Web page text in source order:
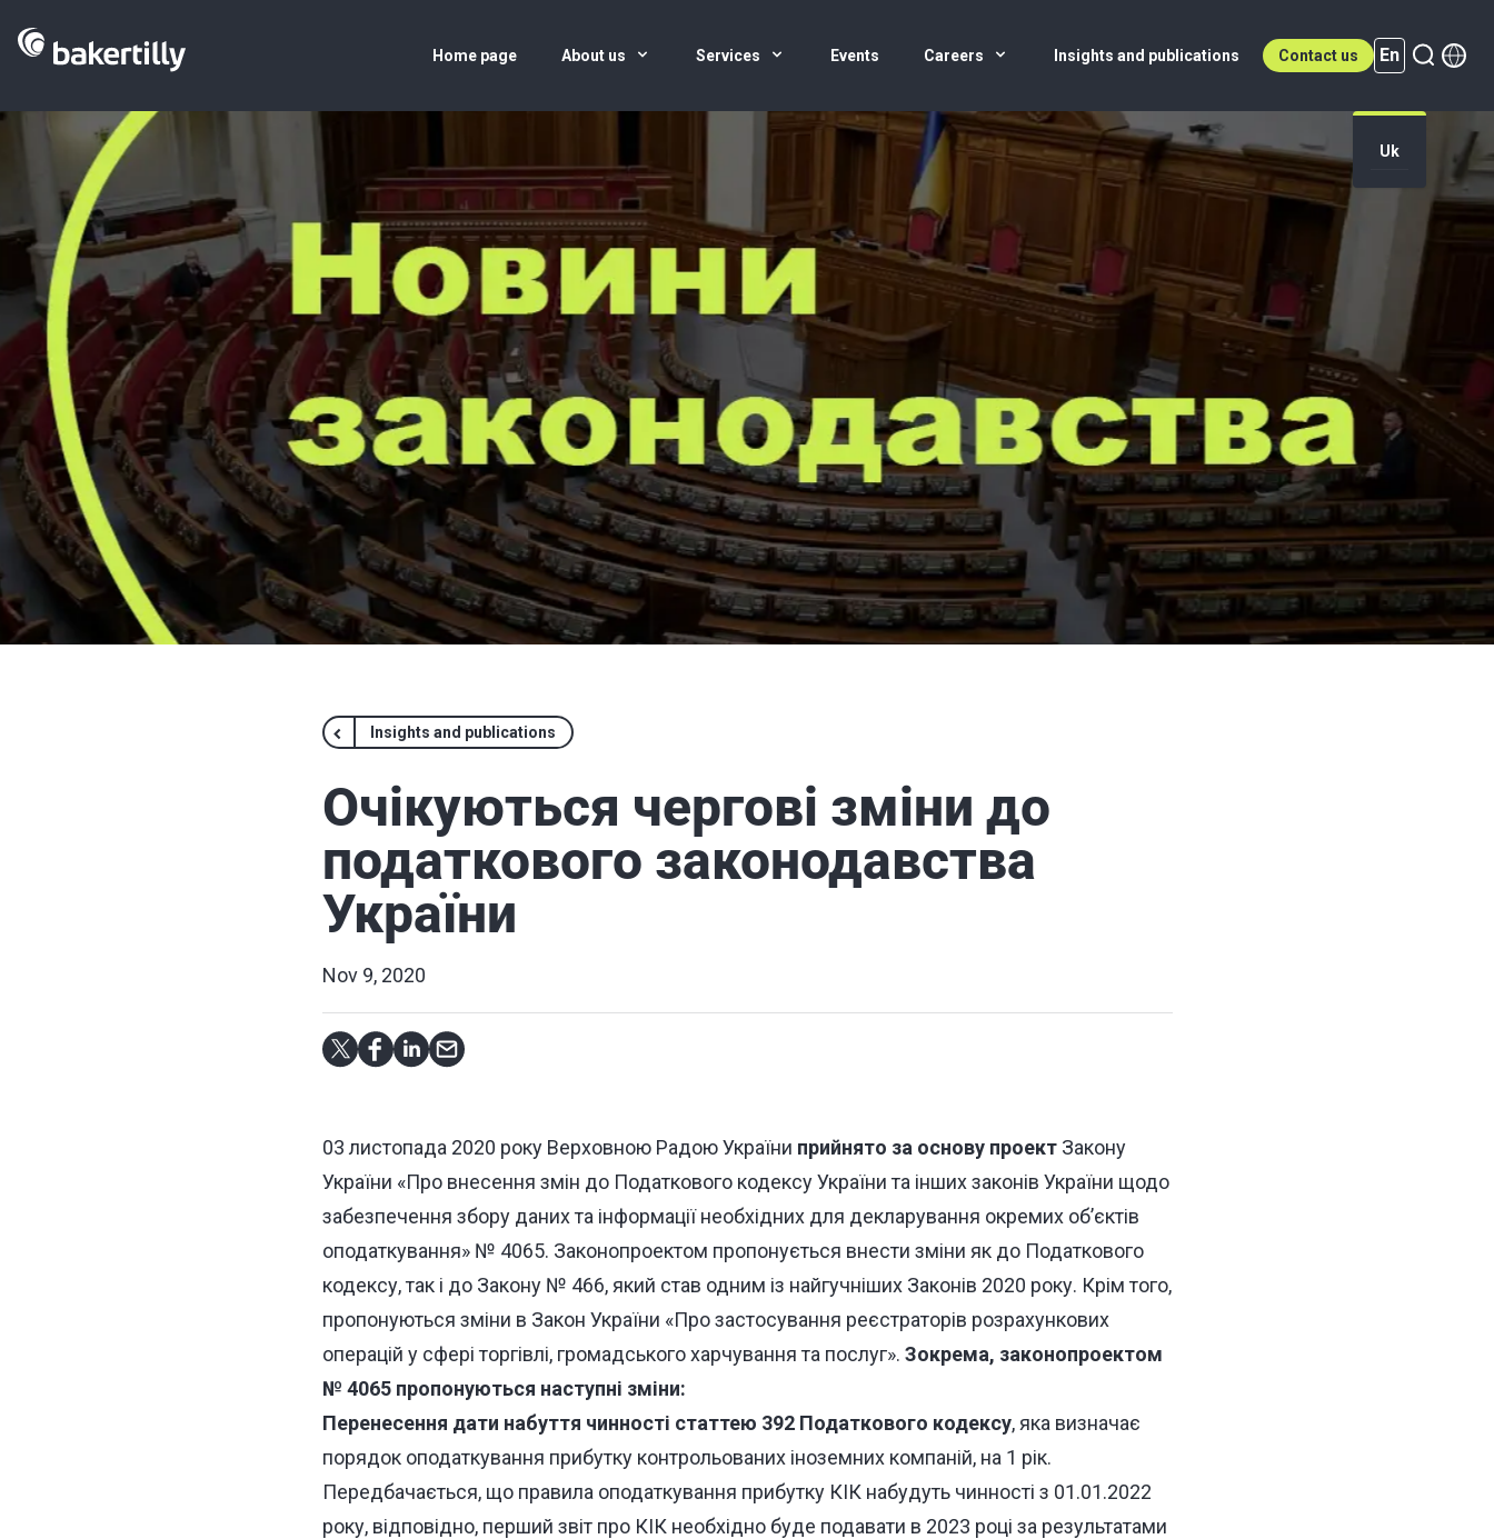
Home page About us Services Events Careers Insights and publications Contact us En
Uk
En (active)
Insights and publications
Очікуються чергові зміни до
податкового законодавства
України
Nov 9, 2020
03 листопада 2020 року Верховною Радою України прийнято за основу проектЗакону
України «Про внесення змін до Податкового кодексу України та інших законів України щодо
забезпечення збору даних та інформації необхідних для декларування окремих об’єктів
оподаткування» № 4065. Законопроектом пропонується внести зміни як до Податкового
кодексу, так і до Закону № 466, який став одним із найгучніших Законів 2020 року. Крім того,
пропонуються зміни в Закон України «Про застосування реєстраторів розрахункових
операцій у сфері торгівлі, громадського харчування та послуг». Зокрема, законопроектом
№ 4065 пропонуються наступні зміни:
Перенесення дати набуття чинності статтею 392 Податкового кодексу, яка визначає
порядок оподаткування прибутку контрольованих іноземних компаній, на 1 рік.
Передбачається, що правила оподаткування прибутку КІК набудуть чинності з 01.01.2022
року, відповідно, перший звіт про КІК необхідно буде подавати в 2023 році за результатами